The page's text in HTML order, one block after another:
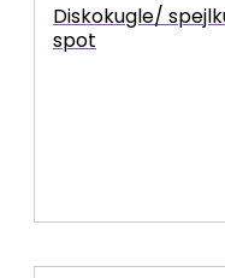
Diskokugle/
spot